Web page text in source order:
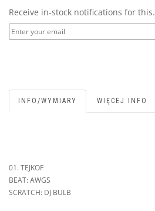
Receive in-stock notifications for this.
INFO/WYMIARY WIĘCEJ INFO
01. TEJKOF
BEAT: AWGS
SCRATCH: DJ BULB